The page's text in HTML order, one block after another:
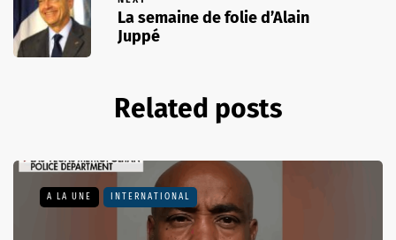
La semaine de folie d’Alain
Juppé
Related posts
A LA UNE INTERNATIONAL